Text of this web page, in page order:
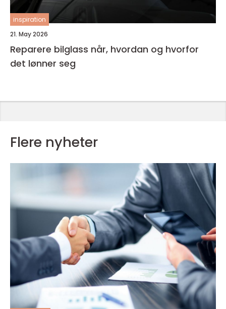
inspiration
21. May 2026
Reparere bilglass når, hvordan og hvorfor
det lønner seg
Flere nyheter